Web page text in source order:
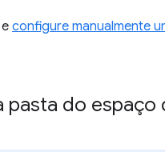
configure manualmente
pasta do espaço